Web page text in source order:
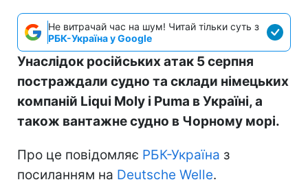
Не витрачай час на шум! Читай тільки суть з
РБК-Україна у Google
Унаслідок російських атак 5 серпня
постраждали судно та склади німецьких
компаній Liqui Moly і Puma в Україні, а
також вантажне судно в Чорному морі.
Про це повідомляє РБК-Україна з
посиланням на Deutsche Welle.